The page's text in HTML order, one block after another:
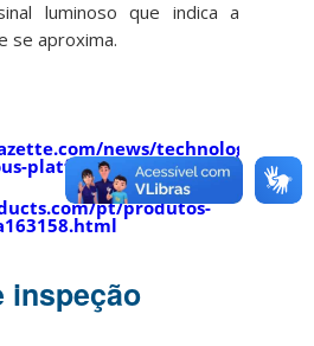
luminoso que indica a
se aproxima.
news/technology/
platform-screen-doors-
pt/produtos-
inspeção